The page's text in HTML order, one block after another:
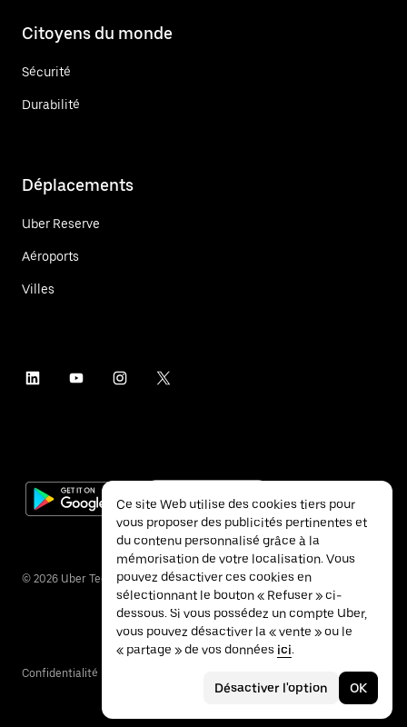
Citoyens du monde
Sécurité
Durabilité
Déplacements
Uber Reserve
Aéroports
Villes
© 2026 Uber Technologies Inc.
Confidentialité
Ce site Web utilise des cookies tiers pour
vous proposer des publicités pertinentes et
du contenu personnalisé grâce à la
mémorisation de votre localisation. Vous
pouvez désactiver ces cookies en
sélectionnant le bouton « Refuser » ci-
dessous. Si vous possédez un compte Uber,
vous pouvez désactiver la « vente » ou le
« partage » de vos données ici.
Désactiver l'option OK